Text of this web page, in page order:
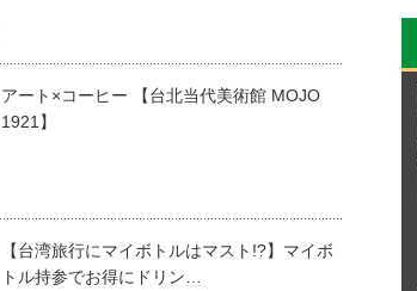
アート×コーヒー 【台北当代美術館 MOJO
1921】
【台湾旅行にマイボトルはマスト!?】マイボ
トル持参でお得にドリン…